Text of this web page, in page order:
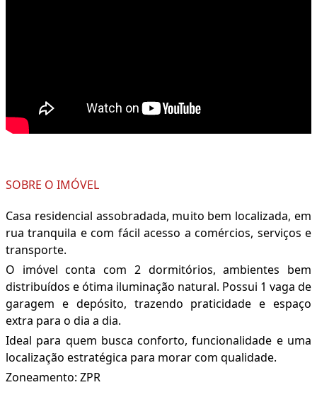
SOBRE O IMÓVEL
Casa residencial assobradada, muito bem localizada, em
rua tranquila e com fácil acesso a comércios, serviços e
transporte.
O imóvel conta com 2 dormitórios, ambientes bem
distribuídos e ótima iluminação natural. Possui 1 vaga de
garagem e depósito, trazendo praticidade e espaço
extra para o dia a dia.
Ideal para quem busca conforto, funcionalidade e uma
localização estratégica para morar com qualidade.
Zoneamento: ZPR